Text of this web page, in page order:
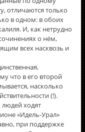
отличаются только
в одном: в обоих
И, как нетрудно
о нём,
всех насквозь и
что в его второй
насколько
(!).
ходят
«Идель-Урал»
при поддержке